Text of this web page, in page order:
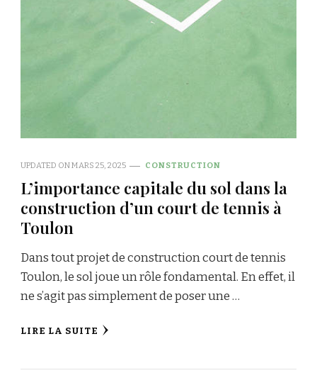
UPDATED ONMARS 25, 2025 CONSTRUCTION
L’importance capitale du sol dans la
construction d’un court de tennis à
Toulon
Dans tout projet de construction court de tennis
Toulon, le sol joue un rôle fondamental. En effet, il
ne s’agit pas simplement de poser une …
LIRE LA SUITE